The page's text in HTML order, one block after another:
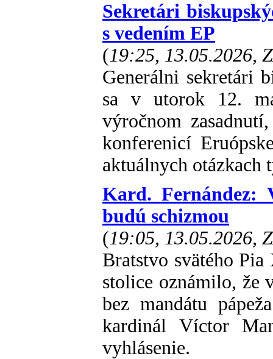
Sekretári
s vedením EP
(19:25, 13.05.2026,
Generálni sekretári
sa v utorok 12.
výročnom
konferenicí
aktuálnych otázkach
Kard. Fernández:
budú schizmou
(19:05, 13.05.2026,
Bratstvo svätého
stolice oznámilo, že
bez mandátu
kardinál Víctor
vyhlásenie.